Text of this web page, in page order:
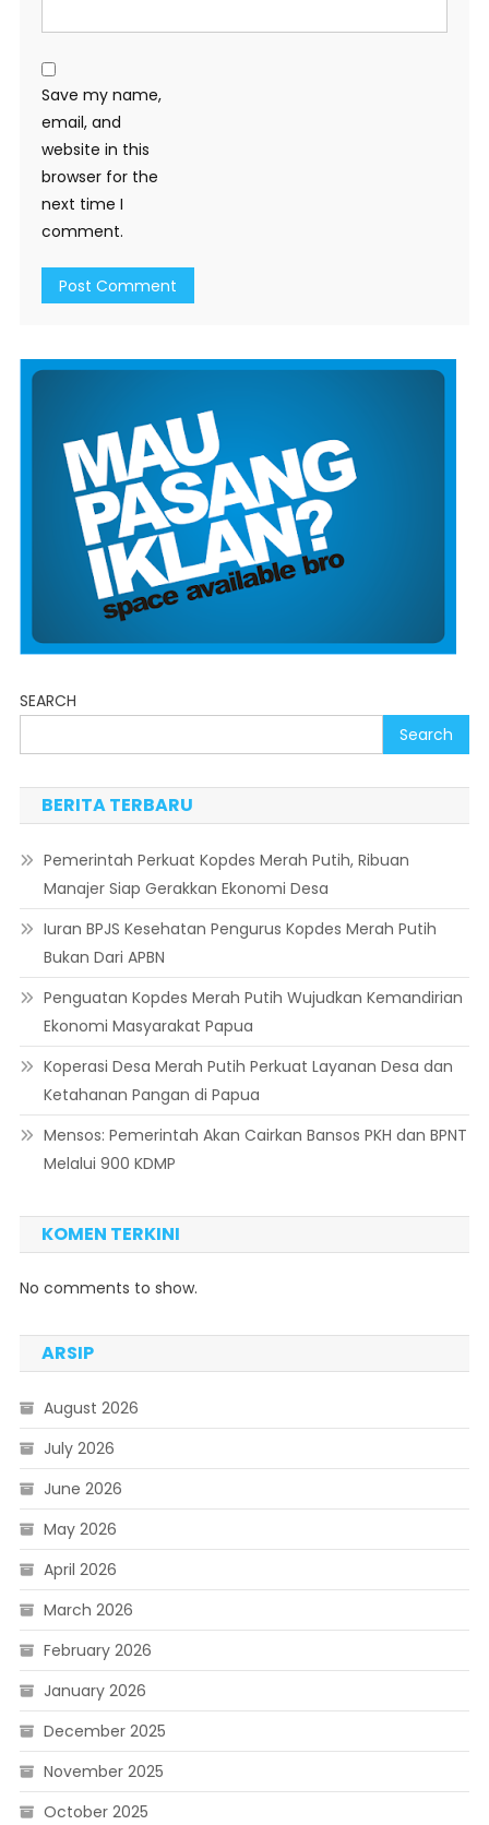
Save my name,
email, and
website in this
browser for the
next time I
comment.
SEARCH
Search
BERITA TERBARU
Pemerintah Perkuat Kopdes Merah Putih, Ribuan
Manajer Siap Gerakkan Ekonomi Desa
Iuran BPJS Kesehatan Pengurus Kopdes Merah Putih
Bukan Dari APBN
Penguatan Kopdes Merah Putih Wujudkan Kemandirian
Ekonomi Masyarakat Papua
Koperasi Desa Merah Putih Perkuat Layanan Desa dan
Ketahanan Pangan di Papua
Mensos: Pemerintah Akan Cairkan Bansos PKH dan BPNT
Melalui 900 KDMP
KOMEN TERKINI
No comments to show.
ARSIP
August 2026
July 2026
June 2026
May 2026
April 2026
March 2026
February 2026
January 2026
December 2025
November 2025
October 2025